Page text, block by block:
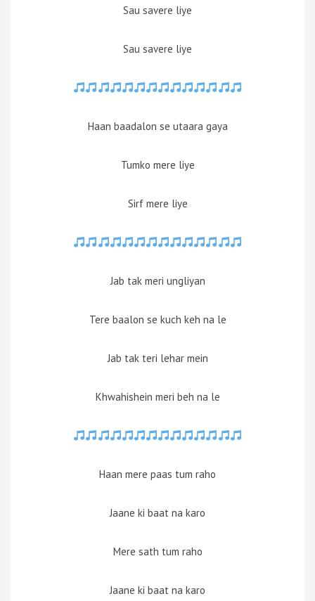
Sau savere liye
Sau savere liye
Haan baadalon se utaara gaya
Tumko mere liye
Sirf mere liye
Jab tak meri ungliyan
Tere baalon se kuch keh na le
Jab tak teri lehar mein
Khwahishein meri beh na le
Haan mere paas tum raho
Jaane ki baat na karo
Mere sath tum raho
Jaane ki baat na karo